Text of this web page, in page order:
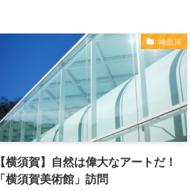
神奈川
【横須賀】自然は偉大なアートだ！
「横須賀美術館」訪問